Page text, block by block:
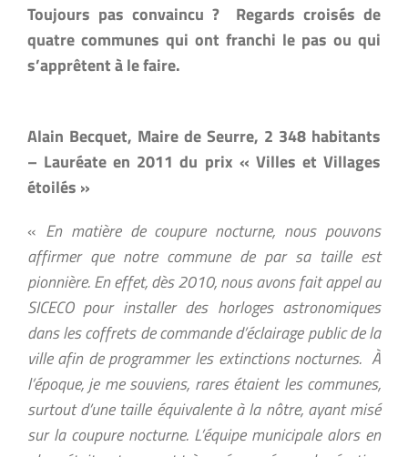
Toujours pas convaincu ? Regards croisés de
quatre communes qui ont franchi le pas ou qui
s’apprêtent à le faire.
Alain Becquet, Maire de Seurre, 2 348 habitants
– Lauréate en 2011 du prix « Villes et Villages
étoilés »
« En matière de coupure nocturne, nous pouvons
affirmer que notre commune de par sa taille est
pionnière. En effet, dès 2010, nous avons fait appel au
SICECO pour installer des horloges astronomiques
dans les coffrets de commande d’éclairage public de la
ville afin de programmer les extinctions nocturnes. À
l’époque, je me souviens, rares étaient les communes,
surtout d’une taille équivalente à la nôtre, ayant misé
sur la coupure nocturne. L’équipe municipale alors en